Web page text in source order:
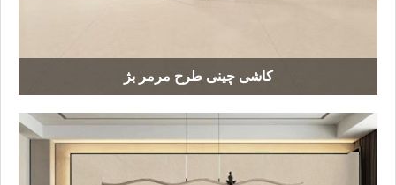
کاشی چینی طرح مرمر بژ